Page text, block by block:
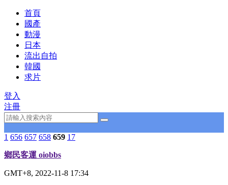
首頁
國產
動漫
日本
流出自拍
韓國
求片
登入
注冊
1 656 657 658 659 17
鄉民客運 oiobbs
GMT+8, 2022-11-8 17:34